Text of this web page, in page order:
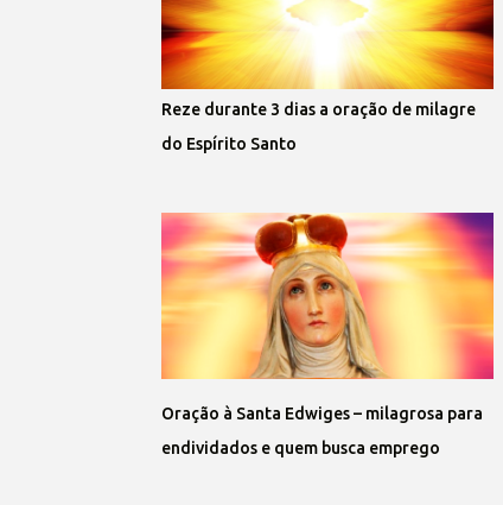
Reze durante 3 dias a oração de milagre
do Espírito Santo
Oração à Santa Edwiges – milagrosa para
endividados e quem busca emprego